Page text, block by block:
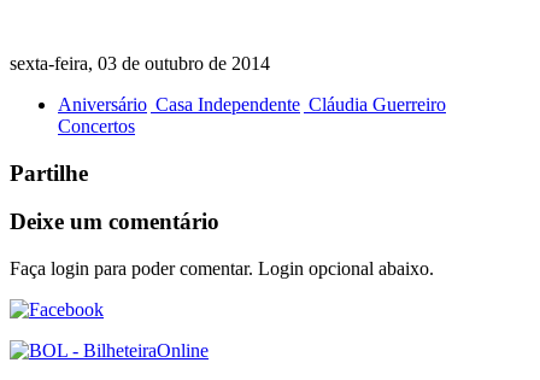
sexta-feira, 03 de outubro de 2014
Aniversário Casa Independente Cláudia Guerreiro
Concertos
Partilhe
Deixe um comentário
Faça login para poder comentar. Login opcional abaixo.